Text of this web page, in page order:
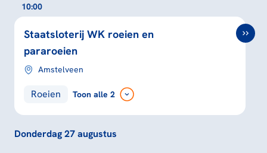
10:00
Staatsloterij WK roeien en
pararoeien
Amstelveen
Roeien Toon alle 2
Donderdag 27 augustus